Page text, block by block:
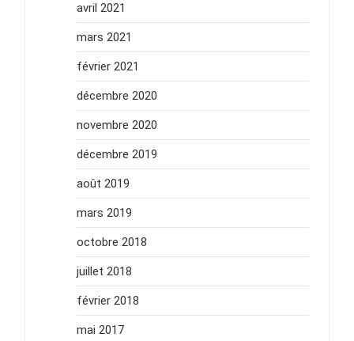
avril 2021
mars 2021
février 2021
décembre 2020
novembre 2020
décembre 2019
août 2019
mars 2019
octobre 2018
juillet 2018
février 2018
mai 2017